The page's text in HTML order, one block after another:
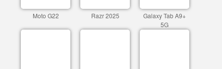
Moto G22 Razr 2025
Galaxy Tab A9+
5G